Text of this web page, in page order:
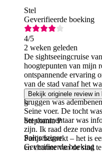
Stel
Geverifieerde boeking
4/5
2 weken geleden
De sightseeingcruise
hoogtepunten van mijn
ontspannende ervaring
van de stad vanaf het
Eiffeltoren, de Notre-
bruggen was
Seine voer. De tocht
het commentaar was
zijn. Ik raad deze
Parijs bezoekt – het is
en charme van de stad
Bekijk originele review in
S
Stephania P
Soloreiziger
Geverifieerde boeking